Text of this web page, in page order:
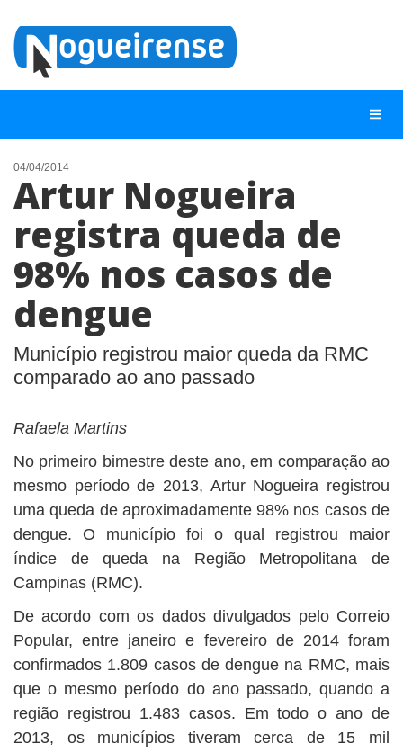
NOTÍCIAS
LISTA DIGITAL
TELEFONES ÚTEIS
CONTATO
ANUNCIE
04/04/2014
Artur Nogueira
registra queda de
98% nos casos de
dengue
Município registrou maior queda da RMC
comparado ao ano passado
Rafaela Martins
No primeiro bimestre deste ano, em comparação ao
mesmo período de 2013, Artur Nogueira registrou
uma queda de aproximadamente 98% nos casos de
dengue. O município foi o qual registrou maior
índice de queda na Região Metropolitana de
Campinas (RMC).
De acordo com os dados divulgados pelo Correio
Popular, entre janeiro e fevereiro de 2014 foram
confirmados 1.809 casos de dengue na RMC, mais
que o mesmo período do ano passado, quando a
região registrou 1.483 casos. Em todo o ano de
2013, os municípios tiveram cerca de 15 mil